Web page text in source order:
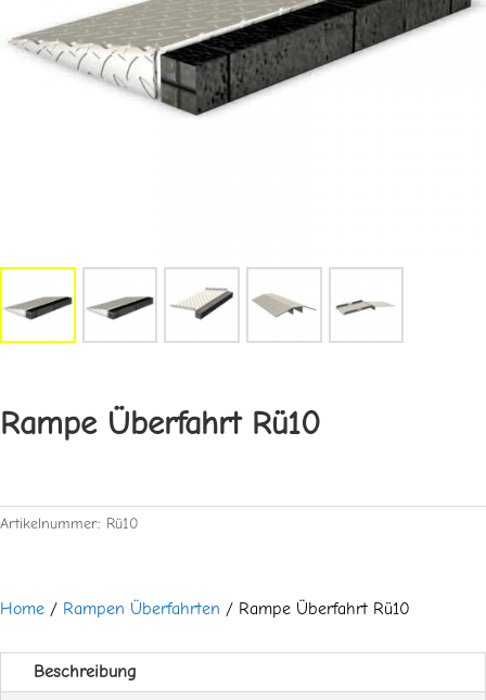
Rampe Überfahrt Rü10
Artikelnummer: Rü10
Home / Rampen Überfahrten / Rampe Überfahrt Rü10
Beschreibung